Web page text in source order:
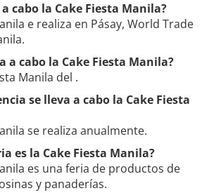
cabo la Cake Fiesta Manila?
e realiza en Pásay, World Trade
a cabo la Cake Fiesta Manila?
Manila del .
se lleva a cabo la Cake Fiesta
se realiza anualmente.
es la Cake Fiesta Manila?
es una feria de productos de
y panaderías.